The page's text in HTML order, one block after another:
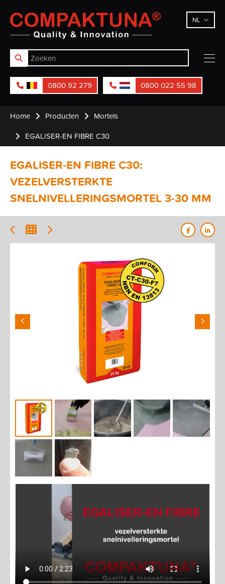
Compaktuna NL
0800 92 279 0800 022 55 98
Home Producten
Mortels
EGALISER-EN FIBRE C30
EGALISER-EN FIBRE C30:
VEZELVERSTERKTE
SNELNIVELLERINGSMORTEL 3-30 MM